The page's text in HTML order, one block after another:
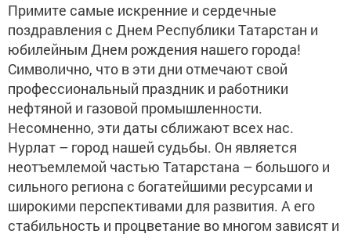
Примите самые искренние и сердечные
поздравления с Днем Республики Татарстан и
юбилейным Днем рождения нашего города!
Символично, что в эти дни отмечают свой
профессиональный праздник и работники
нефтяной и газовой промышленности.
Несомненно, эти даты сближают всех нас.
Нурлат – город нашей судьбы. Он является
неотъемлемой частью Татарстана – большого и
сильного региона с богатейшими ресурсами и
широкими перспективами для развития. А его
стабильность и процветание во многом зависят и